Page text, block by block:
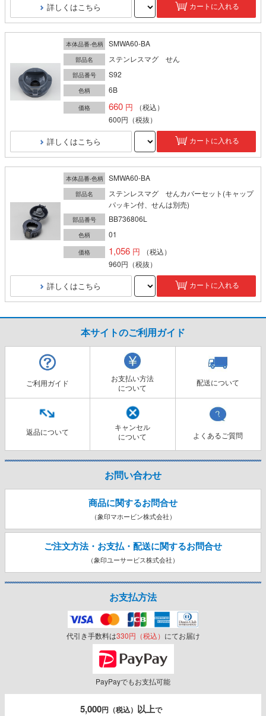
詳しくはこちら カートに入れる
本体品番-色柄 SMWA60-BA
部品名 ステンレスマグ せん
部品番号 S92
色柄 6B
価格 660
（税込）
600円 （税抜）
詳しくはこちら カートに入れる
本体品番-色柄 SMWA60-BA
部品名
ステンレスマグ せんカバーセット(キャップ
パッキン付、せんは別売)
部品番号 BB736806L
色柄 01
価格 1,056
（税込）
960円 （税抜）
詳しくはこちら カートに入れる
本サイトのご利用ガイド
ご利用ガイド
お支払い方法
について
配送について
返品について
キャンセル
について
よくあるご質問
お問い合わせ
商品に関するお問合せ
（象印マホービン株式会社）
ご注文方法・お支払・配送に関するお問合せ
（象印ユーサービス株式会社）
お支払方法
代引き手数料は330円（税込） にてお届け
PayPayでもお支払可能
5,000円（税込） 以上で